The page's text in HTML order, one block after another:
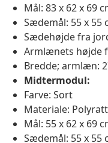
Mål: 83 x 62 x 69
Sædemål: 55 x 55
Sædehøjde fra
Armlænets højde
Bredde; armlæn:
Midtermodul:
Farve: Sort
Materiale:
Mål: 55 x 62 x 69
Sædemål: 55 x 55